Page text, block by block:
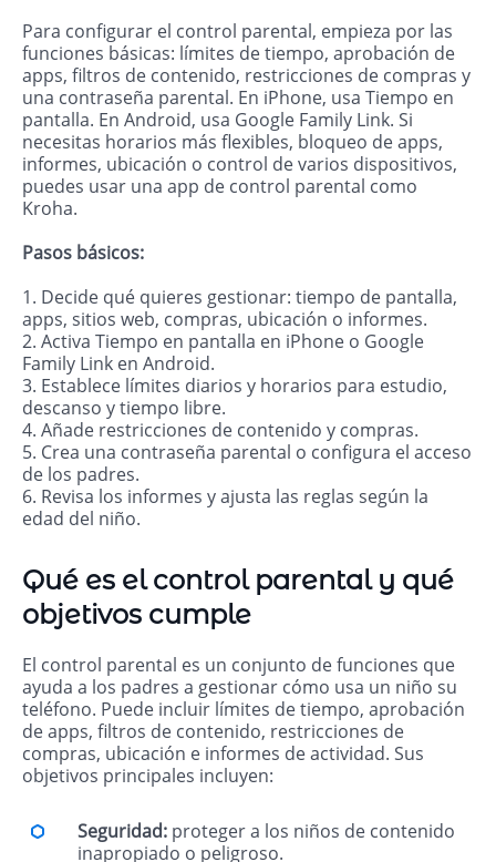
Para configurar el control parental, empieza por las
funciones básicas: límites de tiempo, aprobación de
apps, filtros de contenido, restricciones de compras y
una contraseña parental. En iPhone, usa Tiempo en
pantalla. En Android, usa Google Family Link. Si
necesitas horarios más flexibles, bloqueo de apps,
informes, ubicación o control de varios dispositivos,
puedes usar una app de control parental como
Kroha.
Pasos básicos:
1. Decide qué quieres gestionar: tiempo de pantalla,
apps, sitios web, compras, ubicación o informes.
2. Activa Tiempo en pantalla en iPhone o Google
Family Link en Android.
3. Establece límites diarios y horarios para estudio,
descanso y tiempo libre.
4. Añade restricciones de contenido y compras.
5. Crea una contraseña parental o configura el acceso
de los padres.
6. Revisa los informes y ajusta las reglas según la
edad del niño.
Qué es el control parental y qué
objetivos cumple
El control parental es un conjunto de funciones que
ayuda a los padres a gestionar cómo usa un niño su
teléfono. Puede incluir límites de tiempo, aprobación
de apps, filtros de contenido, restricciones de
compras, ubicación e informes de actividad. Sus
objetivos principales incluyen:
Seguridad: proteger a los niños de contenido
inapropiado o peligroso.